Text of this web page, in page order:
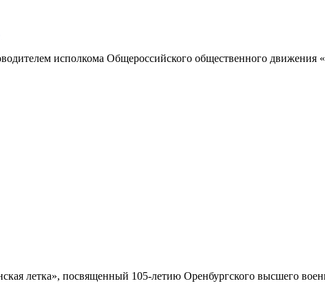
исполкома Общероссийского общественного движения
летка», посвященный 105-летию Оренбургского высшего